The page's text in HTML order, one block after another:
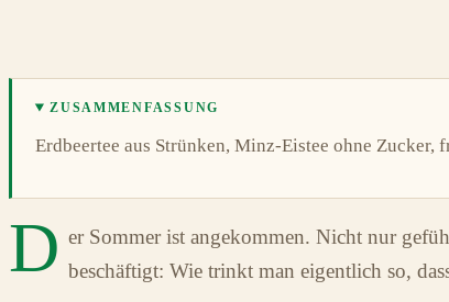
ZUSAMMENFASSUNG
Erdbeertee aus Strünken, Minz-Eistee ohne
D er Sommer ist angekommen. Nicht nur
beschäftigt: Wie trinkt man eigentlich so,